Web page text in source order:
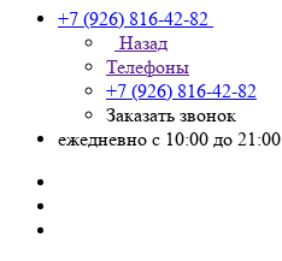
+7 (926) 816-42-82
Назад
Телефоны
+7 (926) 816-42-82
Заказать звонок
ежедневно с 10:00 до 21:00